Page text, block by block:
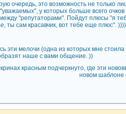
очередь, это возможность не только
у которых больше всего
"репутаторами". Пойдут плюсы "я
ты сам красавчик, вот тебе еще плюс". ))))
эти мелочи (одна из которых мне стоила
наше с вами общение. ))
красным подчеркнуто, где эти
новом шаблоне